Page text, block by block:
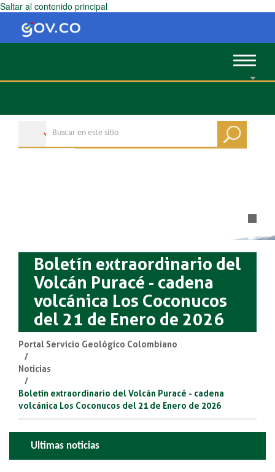
Saltar al contenido principal
Toggle
Boletín extraordinario del
Volcán Puracé - cadena
volcánica Los Coconucos
del 21 de Enero de 2026
Portal Servicio Geológico Colombiano
Noticias
Boletín extraordinario del Volcán Puracé - cadena
volcánica Los Coconucos del 21 de Enero de 2026
Ultimas noticias